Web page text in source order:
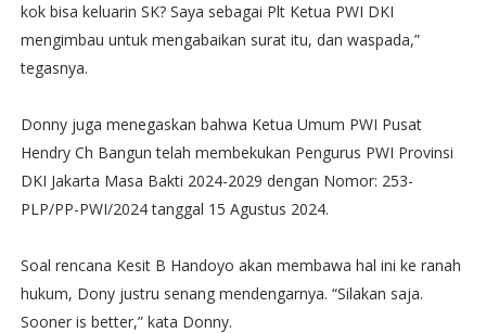
kok bisa keluarin SK? Saya sebagai Plt Ketua PWI DKI
mengimbau untuk mengabaikan surat itu, dan waspada,”
tegasnya.
Donny juga menegaskan bahwa Ketua Umum PWI Pusat
Hendry Ch Bangun telah membekukan Pengurus PWI Provinsi
DKI Jakarta Masa Bakti 2024-2029 dengan Nomor: 253-
PLP/PP-PWI/2024 tanggal 15 Agustus 2024.
Soal rencana Kesit B Handoyo akan membawa hal ini ke ranah
hukum, Dony justru senang mendengarnya. “Silakan saja.
Sooner is better,” kata Donny.